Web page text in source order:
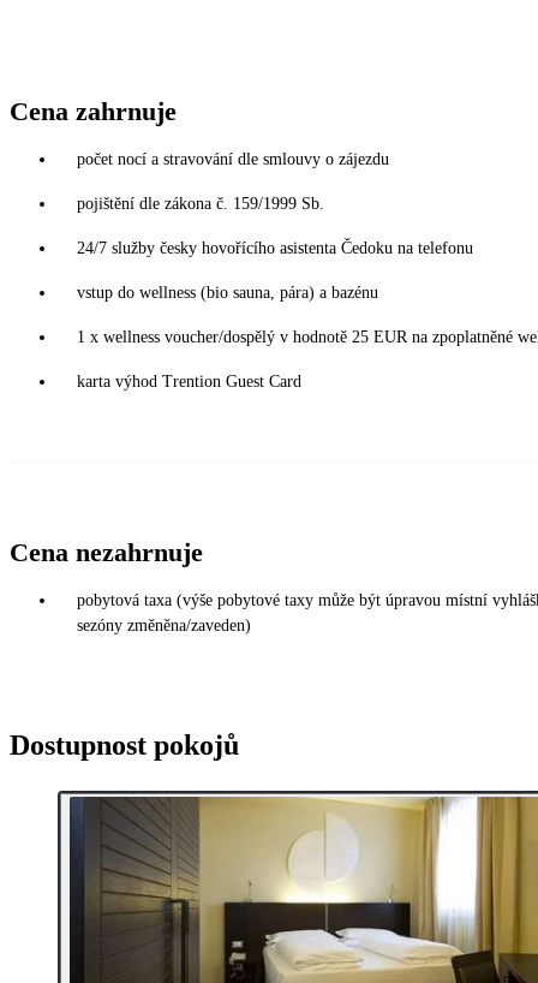
Cena zahrnuje
počet nocí a stravování dle smlouvy o zájezdu
pojištění dle zákona č. 159/1999 Sb.
24/7 služby česky hovořícího asistenta Čedoku na telefonu
vstup do wellness (bio sauna, pára) a bazénu
1 x wellness voucher/dospělý v hodnotě 25 EUR na zpoplatněné
karta výhod Trention Guest Card
Cena nezahrnuje
pobytová taxa (výše pobytové taxy může být úpravou místní
sezóny změněna/zaveden)
Dostupnost pokojů